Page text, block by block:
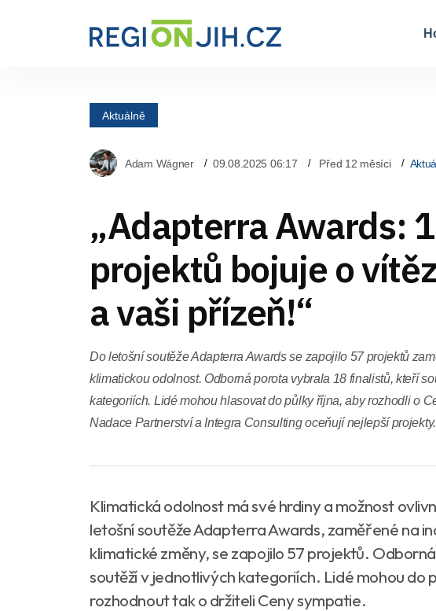
Aktuálně
Adam Wágner 09.08.2025 06:17 Před 12 měsíci
„Adapterra Awards:
projektů bojuje o
a vaši přízeň!“
Do letošní soutěže Adapterra Awards se zapojilo 57 projektů
klimatickou odolnost. Odborná porota vybrala 18 finalistů, kteří
kategoriích. Lidé mohou hlasovat do půlky října, aby rozhodli o
Nadace Partnerství a Integra Consulting oceňují nejlepší projekty.
Klimatická odolnost má své hrdiny a možnost
letošní soutěže Adapterra Awards, zaměřené na
klimatické změny, se zapojilo 57 projektů.
soutěží v jednotlivých kategoriích. Lidé mohou do
rozhodnout tak o držiteli Ceny sympatie.